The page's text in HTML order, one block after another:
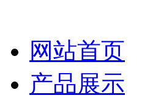
网站首页
产品展示